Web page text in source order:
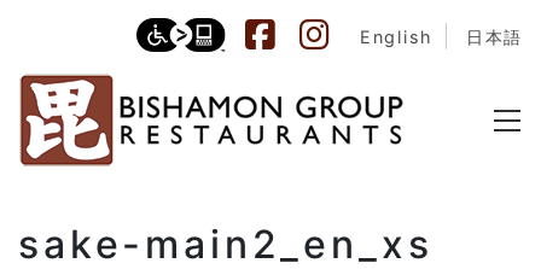
English 日本語
sake-main2_en_xs